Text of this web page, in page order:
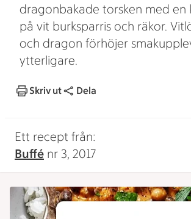
dragonbakade torsken med en
på vit burksparris och räkor.
och dragon förhöjer
ytterligare.
Skriv ut Dela
Ett recept från:
Buffé nr 3, 2017